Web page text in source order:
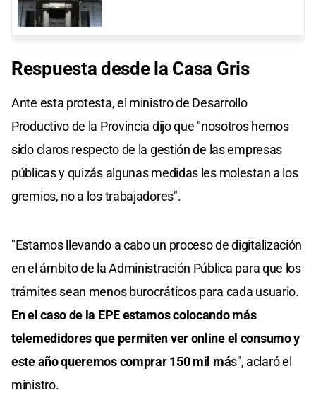
Respuesta desde la Casa Gris
Ante esta protesta, el ministro de Desarrollo
Productivo de la Provincia dijo que "nosotros hemos
sido claros respecto de la gestión de las empresas
públicas y quizás algunas medidas les molestan a los
gremios, no a los trabajadores".
"Estamos llevando a cabo un proceso de digitalización
en el ámbito de la Administración Pública para que los
trámites sean menos burocráticos para cada usuario.
En el caso de la EPE estamos colocando más
telemedidores que permiten ver online el consumo y
este año queremos comprar 150 mil más", aclaró el
ministro.